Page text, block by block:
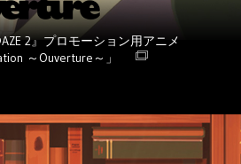
2』プロモーション用アニメ
～Ouverture～」